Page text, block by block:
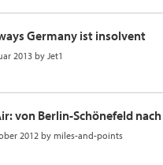
Germany ist insolvent
2013 by Jet1
von Berlin-Schönefeld
2012 by miles-and-points